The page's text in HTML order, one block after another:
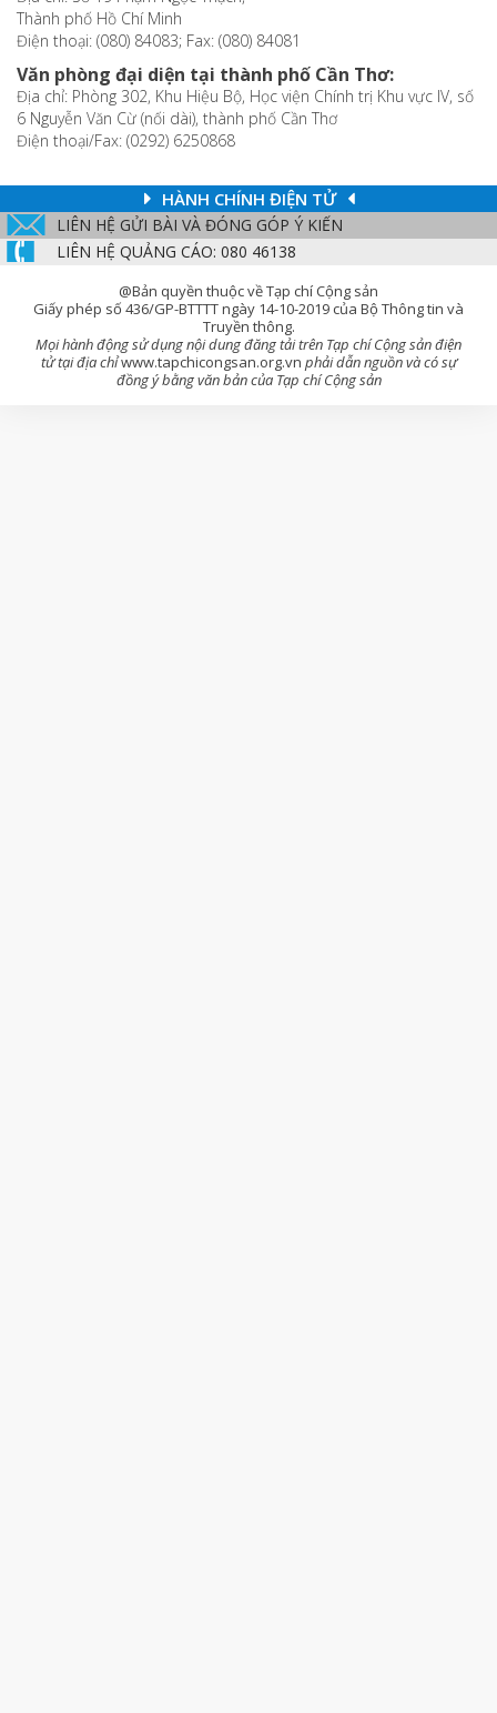
Thành phố Hồ Chí Minh
Điện thoại: (080) 84083; Fax: (080) 84081
Văn phòng đại diện tại thành phố Cần Thơ:
Địa chỉ: Phòng 302, Khu Hiệu Bộ, Học viện Chính trị Khu vực IV, số
6 Nguyễn Văn Cừ (nối dài), thành phố Cần Thơ
Điện thoại/Fax: (0292) 6250868
HÀNH CHÍNH ĐIỆN TỬ
LIÊN HỆ GỬI BÀI VÀ ĐÓNG GÓP Ý KIẾN
LIÊN HỆ QUẢNG CÁO: 080 46138
@Bản quyền thuộc về Tạp chí Cộng sản
Giấy phép số 436/GP-BTTTT ngày 14-10-2019 của Bộ Thông tin và
Truyền thông.
Mọi hành động sử dụng nội dung đăng tải trên Tạp chí Cộng sản điện
tử tại địa chỉwww.tapchicongsan.org.vn phải dẫn nguồn và có sự
đồng ý bằng văn bản của Tạp chí Cộng sản